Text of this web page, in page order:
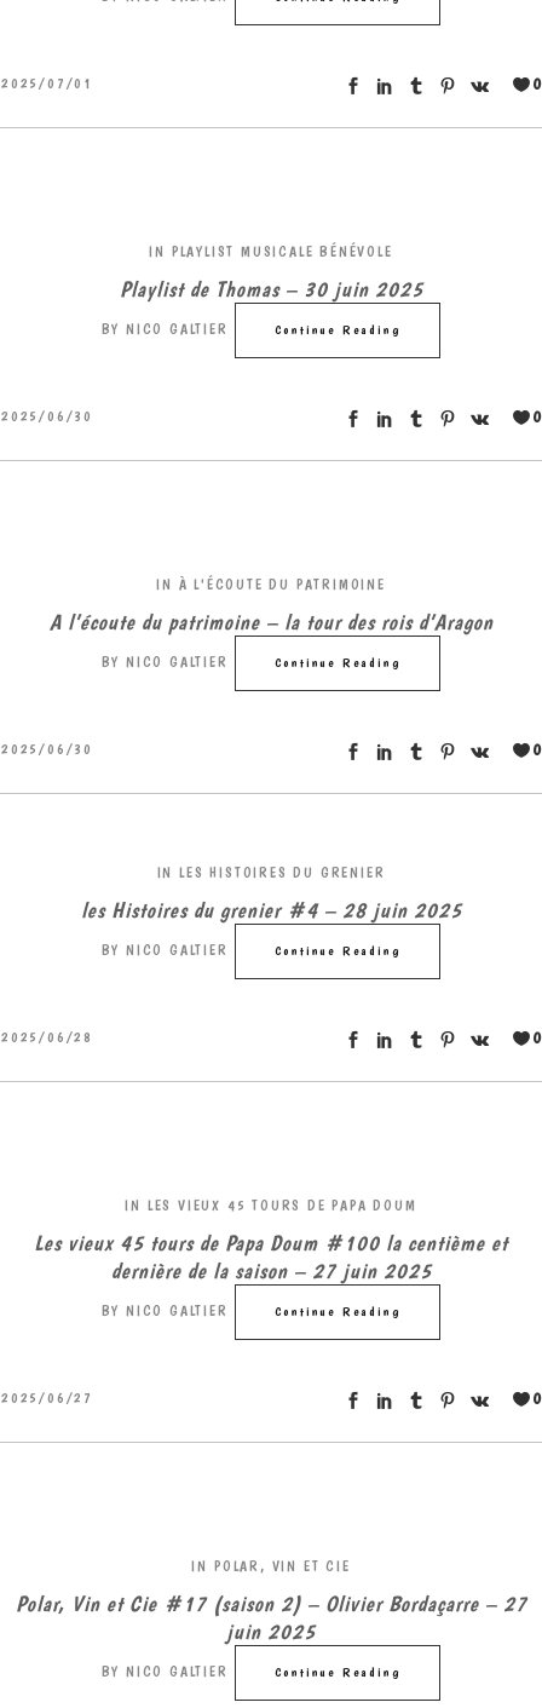
2025/07/01 0
IN PLAYLIST MUSICALE BÉNÉVOLE
Playlist de Thomas – 30 juin 2025
BY NICO GALTIER Continue Reading
2025/06/30 0
IN À L'ÉCOUTE DU PATRIMOINE
A l’écoute du patrimoine – la tour des rois d’Aragon
BY NICO GALTIER Continue Reading
2025/06/30 0
IN LES HISTOIRES DU GRENIER
les Histoires du grenier #4 – 28 juin 2025
BY NICO GALTIER Continue Reading
2025/06/28 0
IN LES VIEUX 45 TOURS DE PAPA DOUM
Les vieux 45 tours de Papa Doum #100 la centième et
dernière de la saison – 27 juin 2025
BY NICO GALTIER Continue Reading
2025/06/27 0
IN POLAR, VIN ET CIE
Polar, Vin et Cie #17 (saison 2) – Olivier Bordaçarre – 27
juin 2025
BY NICO GALTIER Continue Reading